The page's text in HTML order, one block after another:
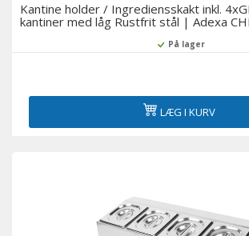
Kantine holder / Ingrediensskakt inkl.
kantiner med låg Rustfrit stål | Adexa
På lager
LÆG I KURV